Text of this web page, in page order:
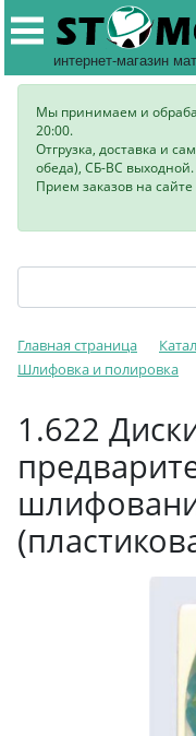
интернет-магазин
Мы принимаем и
20:00.
Отгрузка, доставка и
обеда), СБ-ВС выходной.
Прием заказов на сайте
Главная страница
Шлифовка и полировка
1.622